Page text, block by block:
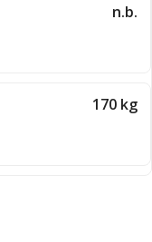
n.b.
170 kg